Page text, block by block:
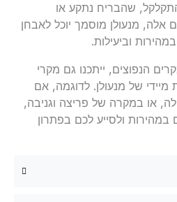
שהבריח נתקע או
מנעולן מוסמך יוכל לאבחן
וביעילות.
ייתכנו גם מקרי
של מנעולן. לדוגמה, אם
במקרה של פריצה וגניבה,
ולסייע לכם בפתרון